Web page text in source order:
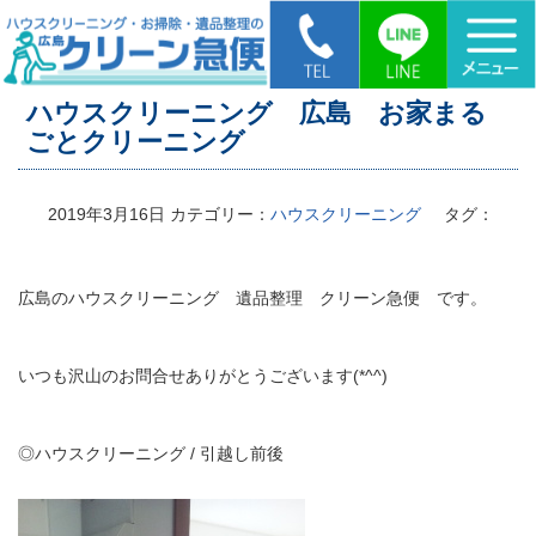
HOME > ハウスクリーニング 広島 お家まるごとクリーニング
ハウスクリーニング 広島 お家まる
ごとクリーニング
2019年3月16日 カテゴリー： ハウスクリーニング タグ：
広島のハウスクリーニング 遺品整理 クリーン急便 です。
いつも沢山のお問合せありがとうございます(*^^)
◎ハウスクリーニング / 引越し前後